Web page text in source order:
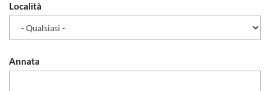
Località
Annata